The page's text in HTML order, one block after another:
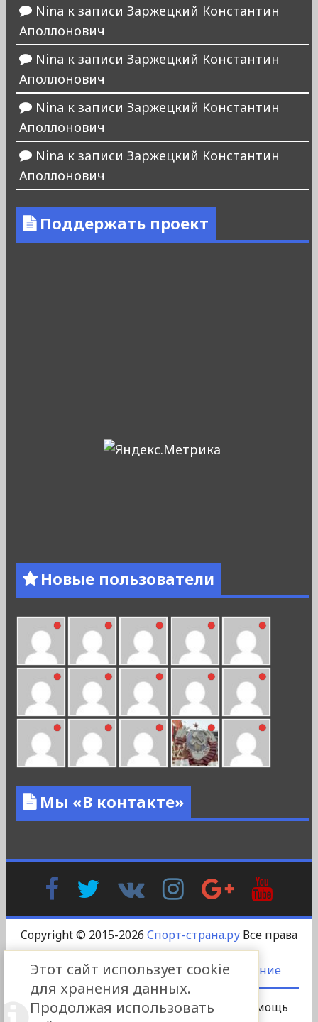
Nina к записи Заржецкий Константин
Аполлонович
Nina к записи Заржецкий Константин
Аполлонович
Nina к записи Заржецкий Константин
Аполлонович
Nina к записи Заржецкий Константин
Аполлонович
Поддержать проект
Новые пользователи
Мы «В контакте»
FacebookTwitter
Контакте
InstagramGoogle
Plus
Copyright © 2015-2026 Спорт-страна.руВсе права
защищены.
DS-DESIGN -Пользовательское соглашение
Сотрудничество Платный пост
Помощь
Этот сайт использует cookie
для хранения данных.
Продолжая использовать